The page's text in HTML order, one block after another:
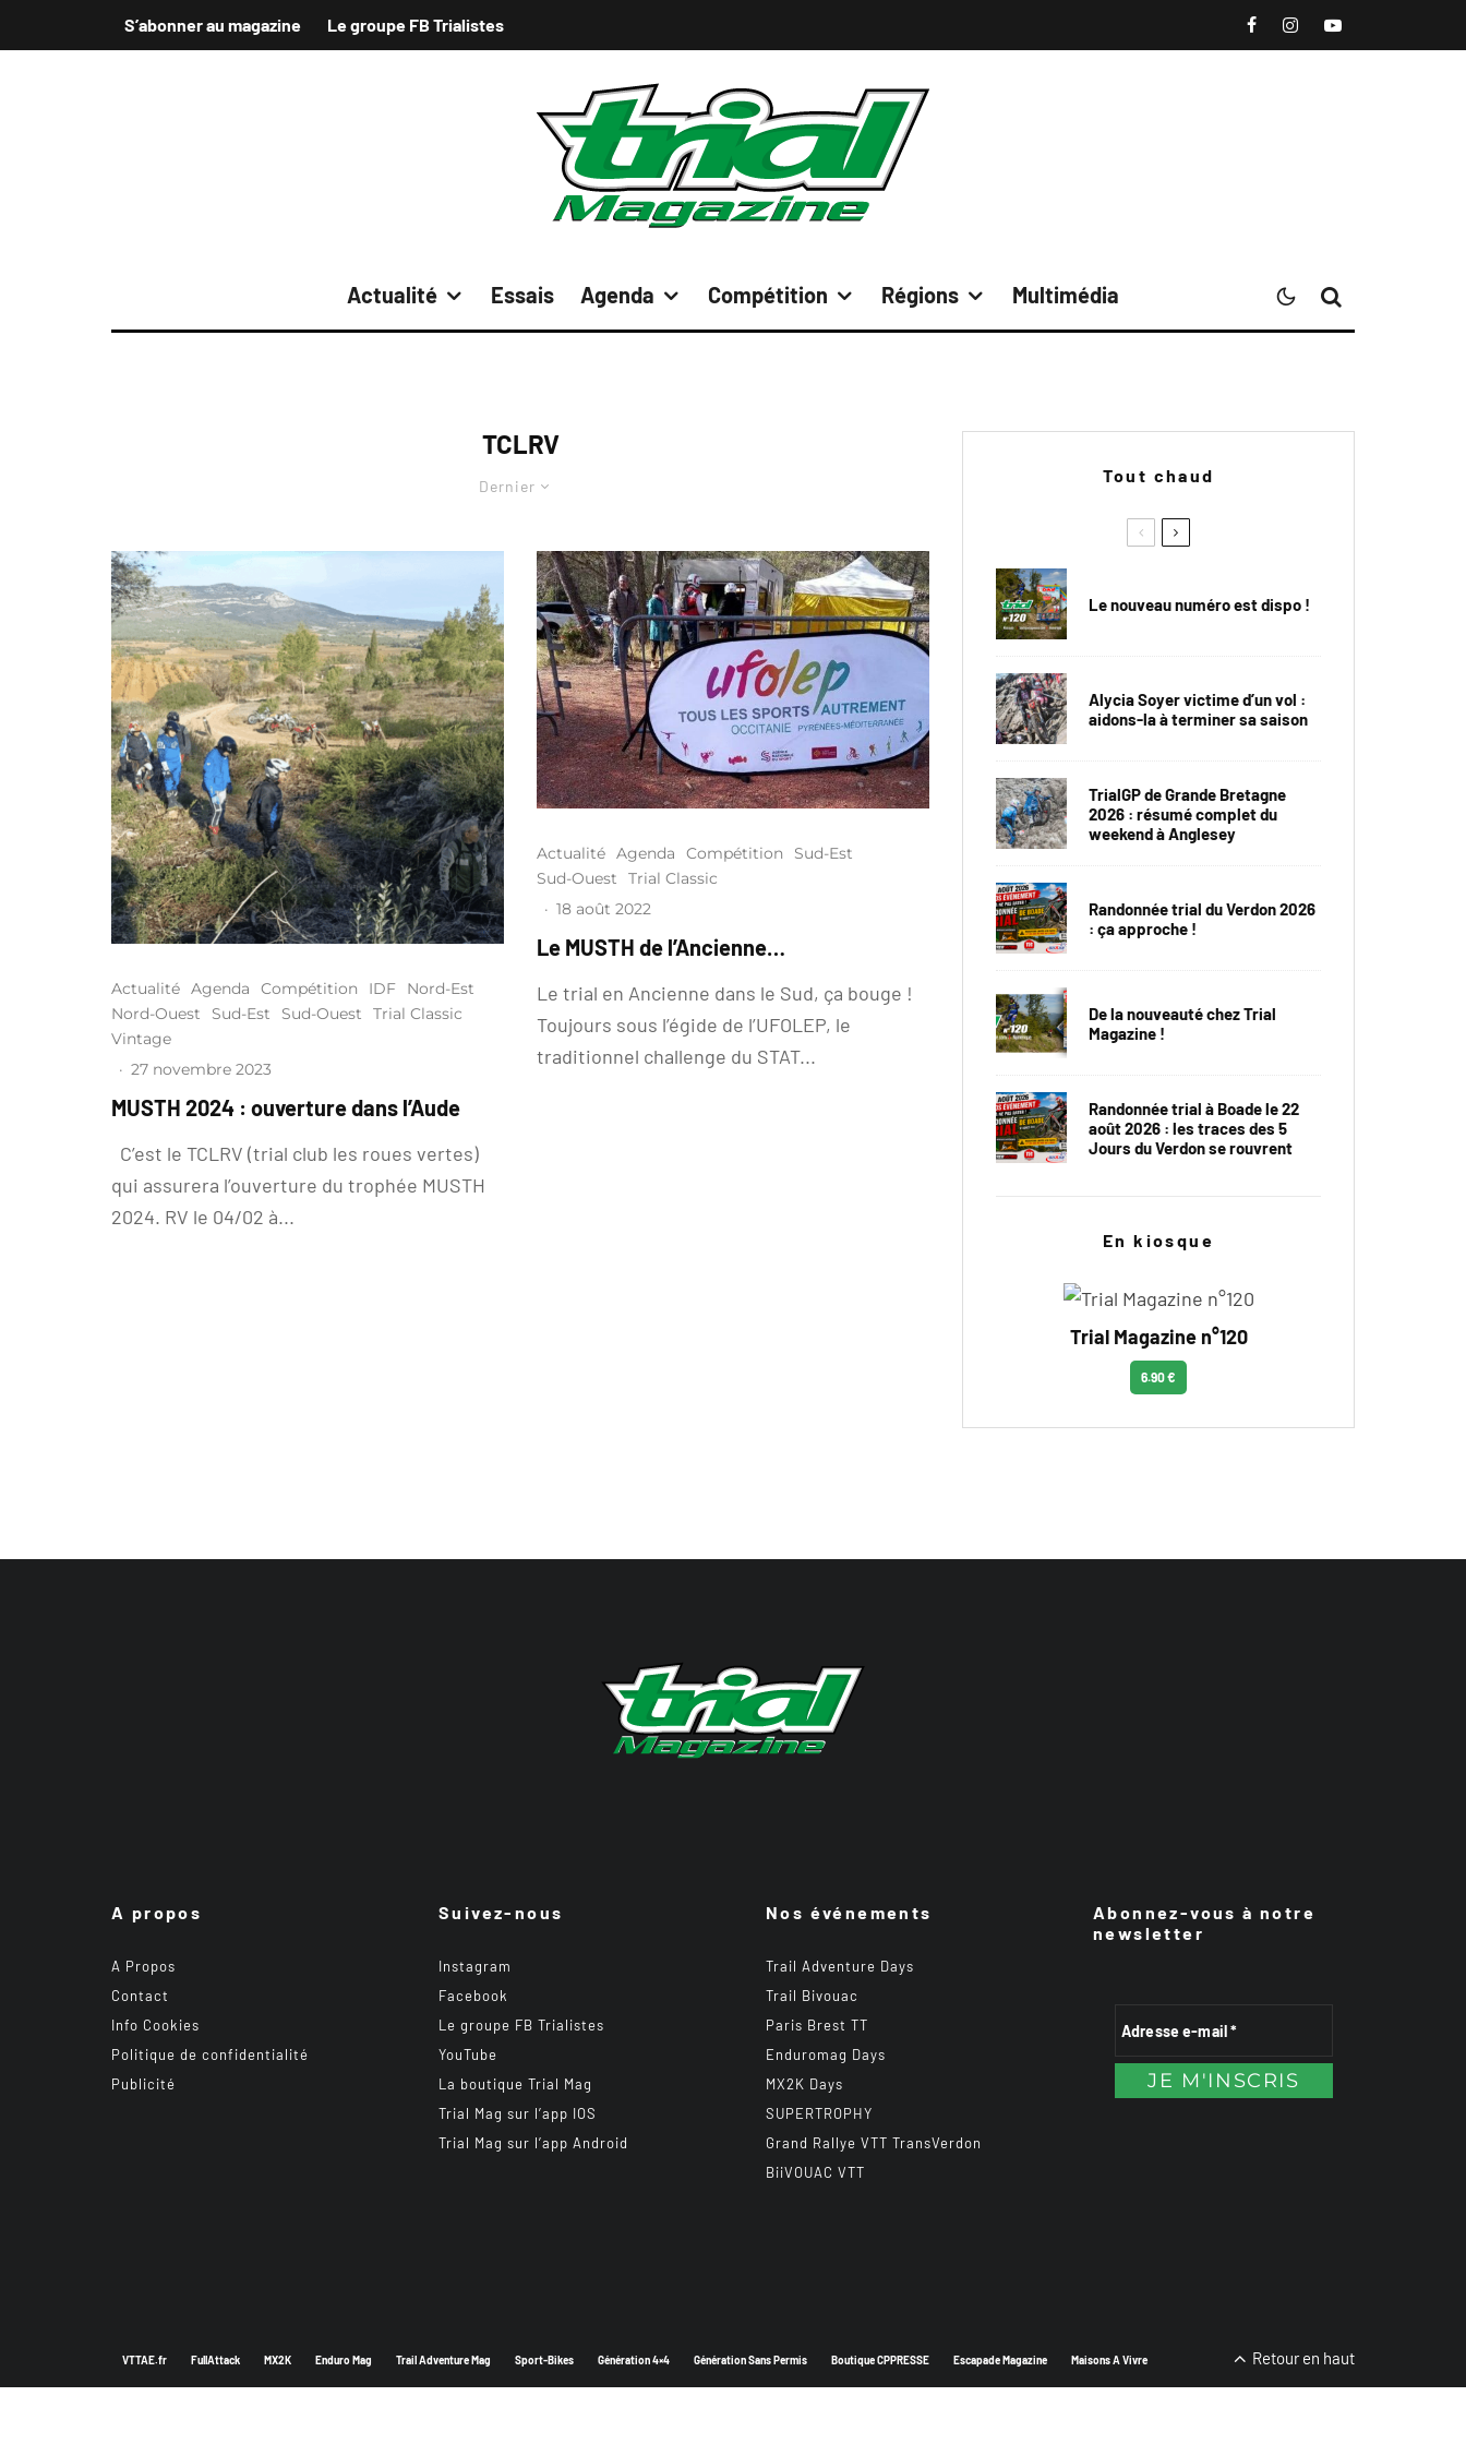
S’abonner au magazine Le groupe FB Trialistes
Actualité Essais Agenda Compétition Régions Multimédia
TCLRV
Dernier
Actualité Agenda Compétition IDF
Nord-Est
Nord-Ouest
Sud-Est Sud-Ouest
Trial Classic
Vintage
· 27 novembre 2023
MUSTH 2024 : ouverture dans l’Aude
C’est le TCLRV (trial club les roues vertes)
qui assurera l’ouverture du trophée MUSTH
2024. RV le 04/02 à...
Actualité Agenda Compétition
Sud-Est
Sud-Ouest
Trial Classic
· 18 août 2022
Le MUSTH de l’Ancienne…
Le trial en Ancienne dans le Sud, ça bouge !
Toujours sous l’égide de l’UFOLEP, le
traditionnel challenge du STAT...
Tout chaud
Le nouveau numéro est dispo !
Alycia Soyer victime d’un vol :
aidons-la à terminer sa saison
TrialGP de Grande Bretagne
2026 : résumé complet du
weekend à Anglesey
Randonnée trial du Verdon 2026
: ça approche !
De la nouveauté chez Trial
Magazine !
Randonnée trial à Boade le 22
août 2026 : les traces des 5
Jours du Verdon se rouvrent
En kiosque
Trial Magazine n°120
6.90 €
A propos
A Propos
Contact
Info Cookies
Politique de confidentialité
Publicité
Suivez-nous
Instagram
Facebook
Le groupe FB Trialistes
YouTube
La boutique Trial Mag
Trial Mag sur l’app IOS
Trial Mag sur l’app Android
Nos événements
Trail Adventure Days
Trail Bivouac
Paris Brest TT
Enduromag Days
MX2K Days
SUPERTROPHY
Grand Rallye VTT TransVerdon
BiiVOUAC VTT
Abonnez-vous à notre
newsletter
VTTAE.fr FullAttack MX2K Enduro Mag Trail Adventure Mag Sport-Bikes Génération 4×4 Génération Sans Permis Boutique CPPRESSE Escapade Magazine Maisons A Vivre Retour en haut